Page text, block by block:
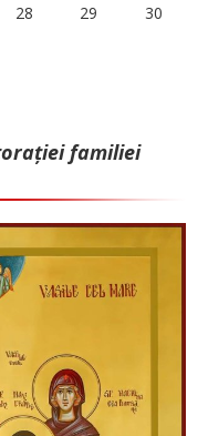
28 29
30
familiei